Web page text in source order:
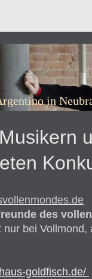
in
des
nur bei Vollmond,
goldfisch.de/